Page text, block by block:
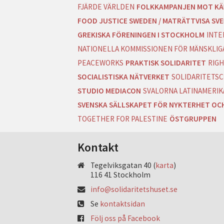
FJÄRDE VÄRLDEN FOLKKAMPANJEN MOT
FOOD JUSTICE SWEDEN / MATRÄTTVISA
GREKISKA FÖRENINGEN I STOCKHOLM
NATIONELLA KOMMISSIONEN FÖR
PEACEWORKS PRAKTISK SOLIDARITET
SOCIALISTISKA NÄTVERKET
STUDIO MEDIACON SVALORNA
SVENSKA SÄLLSKAPET FÖR NYKTERHET
TOGETHER FOR PALESTINE ÖSTGRUPPEN
Kontakt
Tegelviksgatan 40 (karta)
116 41 Stockholm
info@solidaritetshuset.se
Se kontaktsidan
Följ oss på Facebook